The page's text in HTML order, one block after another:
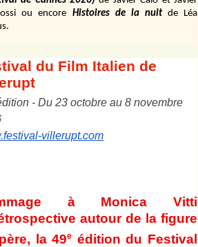
ou encore Histoires de la nuit de Léa
du Film Italien de
- Du 23 octobre au 8 novembre
villerupt.com
à Monica Vitti
autour de la figure
la 49e édition du Festival